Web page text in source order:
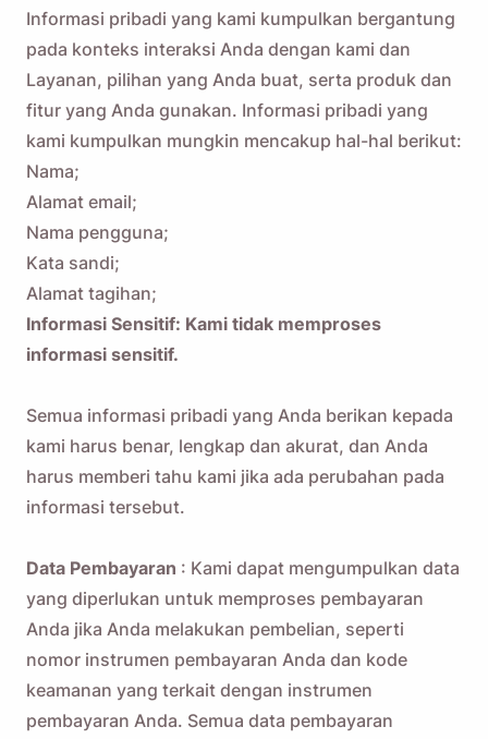
Informasi pribadi yang kami kumpulkan bergantung
pada konteks interaksi Anda dengan kami dan
Layanan, pilihan yang Anda buat, serta produk dan
fitur yang Anda gunakan. Informasi pribadi yang
kami kumpulkan mungkin mencakup hal-hal berikut:
Nama;
Alamat email;
Nama pengguna;
Kata sandi;
Alamat tagihan;
Informasi Sensitif: Kami tidak memproses
informasi sensitif.
Semua informasi pribadi yang Anda berikan kepada
kami harus benar, lengkap dan akurat, dan Anda
harus memberi tahu kami jika ada perubahan pada
informasi tersebut.
Data Pembayaran : Kami dapat mengumpulkan data
yang diperlukan untuk memproses pembayaran
Anda jika Anda melakukan pembelian, seperti
nomor instrumen pembayaran Anda dan kode
keamanan yang terkait dengan instrumen
pembayaran Anda. Semua data pembayaran